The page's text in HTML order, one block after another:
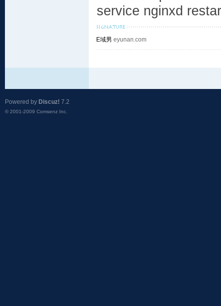
service nginxd
E域男 eyunan.com
Powered by Discuz! 7.2
© 2001-2009 Comsenz Inc.